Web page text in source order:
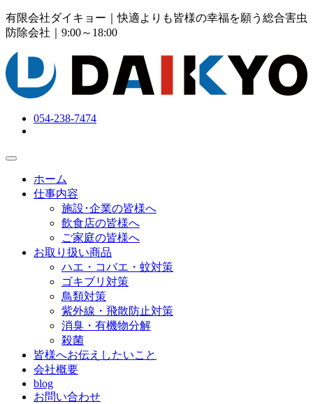
有限会社ダイキョー｜快適よりも皆様の幸福を願う総合害虫
防除会社 ｜9:00～18:00
054-238-7474
ホーム
仕事内容
施設･企業の皆様へ
飲食店の皆様へ
ご家庭の皆様へ
お取り扱い商品
ハエ・コバエ・蚊対策
ゴキブリ対策
鳥類対策
紫外線・飛散防止対策
消臭・有機物分解
殺菌
皆様へお伝えしたいこと
会社概要
blog
お問い合わせ